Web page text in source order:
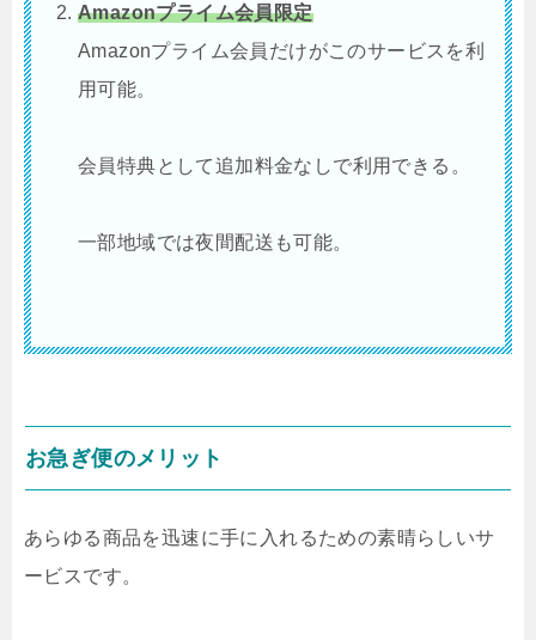
Amazonプライム会員限定
Amazonプライム会員だけがこのサービスを利
用可能。
会員特典として追加料金なしで利用できる。
一部地域では夜間配送も可能。
お急ぎ便のメリット
あらゆる商品を迅速に手に入れるための素晴らしいサ
ービスです。